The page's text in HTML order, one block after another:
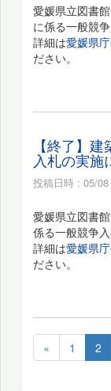
愛媛県立図書
に係る一般競
詳細は愛媛県
ださい。
【終了】
入札の実施
投稿日時 : 05/08
愛媛県立図書
係る一般競争入
詳細は愛媛県
ださい。
« 1 2